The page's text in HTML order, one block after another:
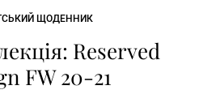
ЩОДЕННИК
Reserved
FW 20-21